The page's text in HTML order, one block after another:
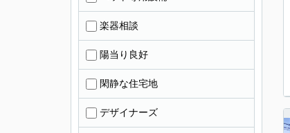
楽器相談
陽当り良好
閑静な住宅地
デザイナーズ